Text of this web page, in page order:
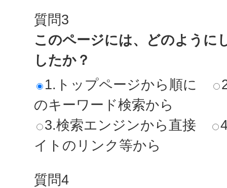
質問3
このページには、どのように
したか？
1.トップページから順に
のキーワード検索から
3.検索エンジンから直接
イトのリンク等から
質問4